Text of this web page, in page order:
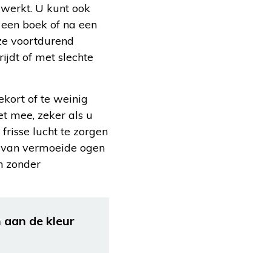
U kunt ook
boek of na een
voortdurend
of met slechte
of te weinig
mee, zeker als u
lucht te zorgen
vermoeide ogen
zonder
de kleur